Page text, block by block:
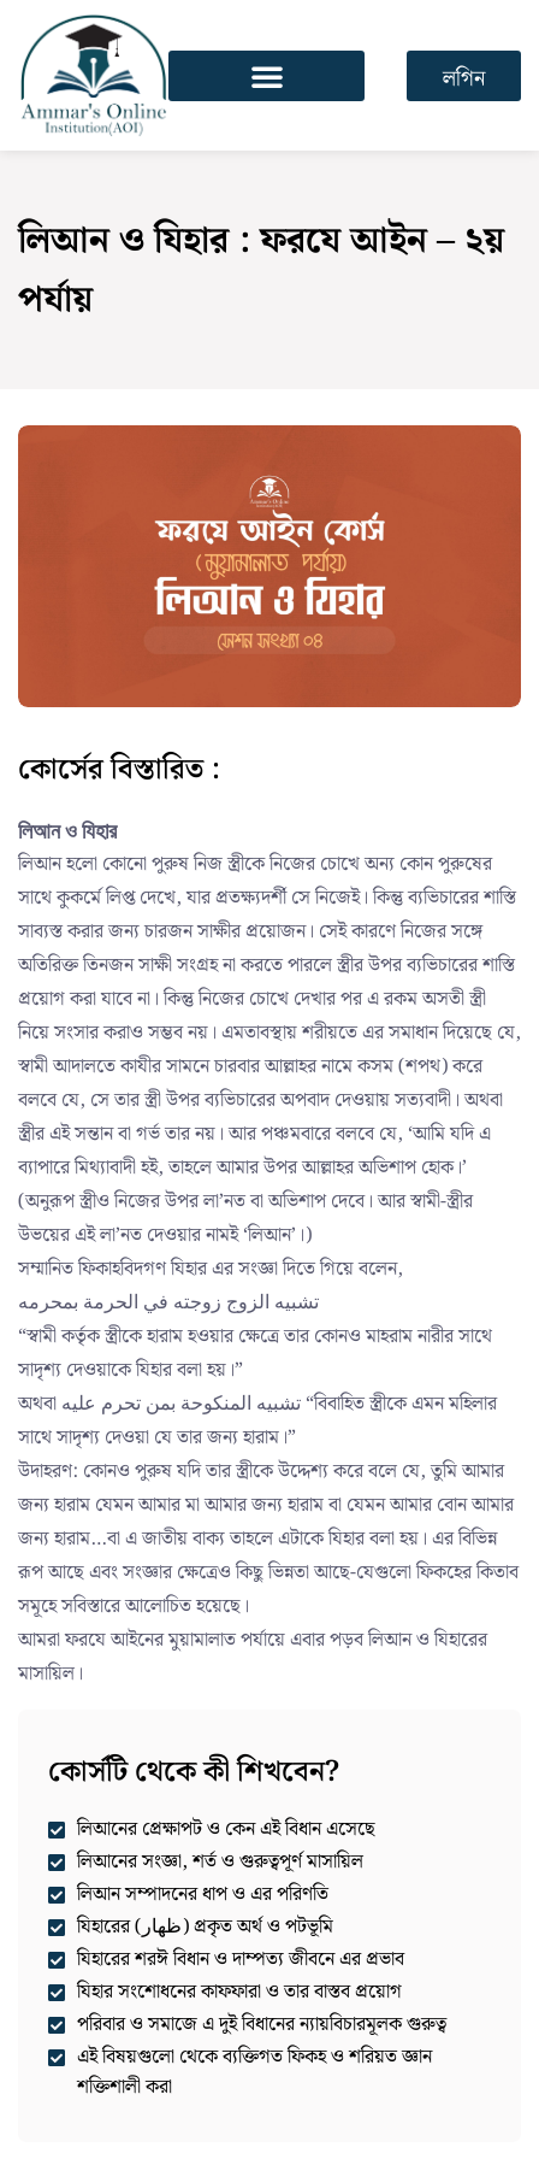
লগিন
লিআন ও যিহার : ফরযে আইন – ২য়
পর্যায়
কোর্সের বিস্তারিত :
লিআন ও যিহার
লিআন হলো কোনো পুরুষ নিজ স্ত্রীকে নিজের চোখে অন্য কোন পুরুষের
সাথে কুকর্মে লিপ্ত দেখে, যার প্রতক্ষ্যদর্শী সে নিজেই। কিন্তু ব্যভিচারের শাস্তি
সাব্যস্ত করার জন্য চারজন সাক্ষীর প্রয়োজন। সেই কারণে নিজের সঙ্গে
অতিরিক্ত তিনজন সাক্ষী সংগ্রহ না করতে পারলে স্ত্রীর উপর ব্যভিচারের শাস্তি
প্রয়োগ করা যাবে না। কিন্তু নিজের চোখে দেখার পর এ রকম অসতী স্ত্রী
নিয়ে সংসার করাও সম্ভব নয়। এমতাবস্থায় শরীয়তে এর সমাধান দিয়েছে যে,
স্বামী আদালতে কাযীর সামনে চারবার আল্লাহর নামে কসম (শপথ) করে
বলবে যে, সে তার স্ত্রী উপর ব্যভিচারের অপবাদ দেওয়ায় সত্যবাদী। অথবা
স্ত্রীর এই সন্তান বা গর্ভ তার নয়। আর পঞ্চমবারে বলবে যে, ‘আমি যদি এ
ব্যাপারে মিথ্যাবাদী হই, তাহলে আমার উপর আল্লাহর অভিশাপ হোক।’
(অনুরূপ স্ত্রীও নিজের উপর লা’নত বা অভিশাপ দেবে। আর স্বামী-স্ত্রীর
উভয়ের এই লা’নত দেওয়ার নামই ‘লিআন’।)
সম্মানিত ফিকাহবিদগণ যিহার এর সংজ্ঞা দিতে গিয়ে বলেন,
تشبيه الزوج زوجته في الحرمة بمحرمه
“স্বামী কর্তৃক স্ত্রীকে হারাম হওয়ার ক্ষেত্রে তার কোনও মাহরাম নারীর সাথে
সাদৃশ্য দেওয়াকে যিহার বলা হয়।”
অথবা تشبيه المنكوحة بمن تحرم عليه “বিবাহিত স্ত্রীকে এমন মহিলার
সাথে সাদৃশ্য দেওয়া যে তার জন্য হারাম।”
উদাহরণ: কোনও পুরুষ যদি তার স্ত্রীকে উদ্দেশ্য করে বলে যে, তুমি আমার
জন্য হারাম যেমন আমার মা আমার জন্য হারাম বা যেমন আমার বোন আমার
জন্য হারাম…বা এ জাতীয় বাক্য তাহলে এটাকে যিহার বলা হয়। এর বিভিন্ন
রূপ আছে এবং সংজ্ঞার ক্ষেত্রেও কিছু ভিন্নতা আছে-যেগুলো ফিকহের কিতাব
সমূহে সবিস্তারে আলোচিত হয়েছে।
আমরা ফরযে আইনের মুয়ামালাত পর্যায়ে এবার পড়ব লিআন ও যিহারের
মাসায়িল।
কোর্সটি থেকে কী শিখবেন?
লিআনের প্রেক্ষাপট ও কেন এই বিধান এসেছে
লিআনের সংজ্ঞা, শর্ত ও গুরুত্বপূর্ণ মাসায়িল
লিআন সম্পাদনের ধাপ ও এর পরিণতি
যিহারের (ظهار) প্রকৃত অর্থ ও পটভূমি
যিহারের শরঈ বিধান ও দাম্পত্য জীবনে এর প্রভাব
যিহার সংশোধনের কাফফারা ও তার বাস্তব প্রয়োগ
পরিবার ও সমাজে এ দুই বিধানের ন্যায়বিচারমূলক গুরুত্ব
এই বিষয়গুলো থেকে ব্যক্তিগত ফিকহ ও শরিয়ত জ্ঞান
শক্তিশালী করা